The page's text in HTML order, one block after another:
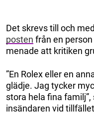
Det skrevs till och
posten från en
menade att kritiken
”En Rolex eller en
glädje. Jag tycker
stora hela fina
insändaren vid